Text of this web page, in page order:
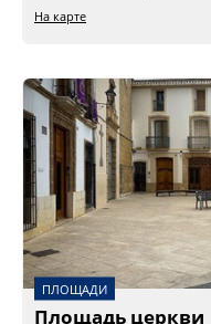
На карте
ПЛОЩАДИ
Площадь церкви